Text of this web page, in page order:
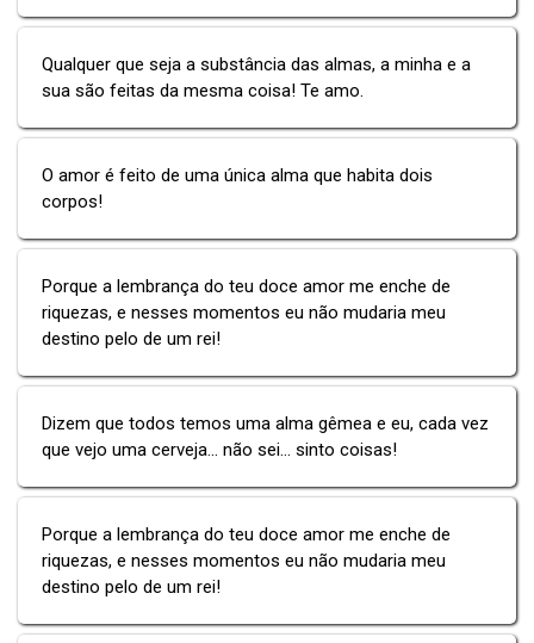
Qualquer que seja a substância das almas, a minha e a
sua são feitas da mesma coisa! Te amo.
O amor é feito de uma única alma que habita dois
corpos!
Porque a lembrança do teu doce amor me enche de
riquezas, e nesses momentos eu não mudaria meu
destino pelo de um rei!
Dizem que todos temos uma alma gêmea e eu, cada vez
que vejo uma cerveja... não sei... sinto coisas!
Porque a lembrança do teu doce amor me enche de
riquezas, e nesses momentos eu não mudaria meu
destino pelo de um rei!